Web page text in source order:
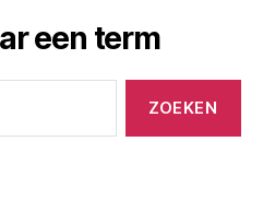
een term